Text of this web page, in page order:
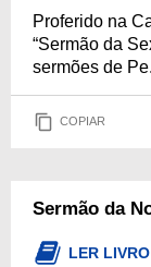
Proferido na
“Sermão da
sermões de
COPIAR
Sermão da
LER LIVRO